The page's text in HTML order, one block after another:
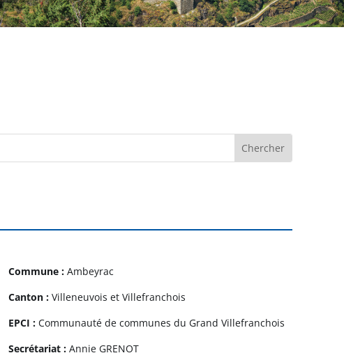
Commune :Ambeyrac
Canton : Villeneuvois et Villefranchois
EPCI : Communauté de communes du Grand Villefranchois
Secrétariat : Annie GRENOT